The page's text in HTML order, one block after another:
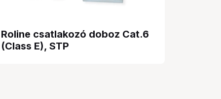
Roline csatlakozó doboz Cat.6
(Class E), STP